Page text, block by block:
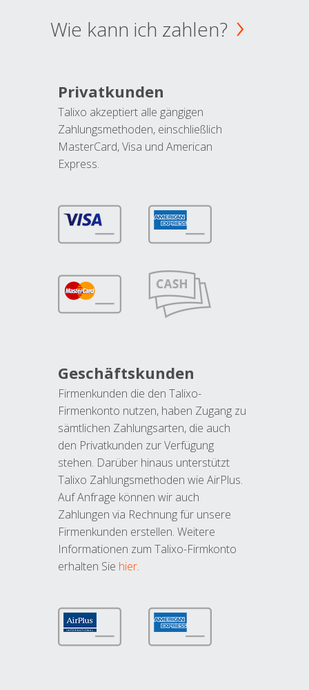
Wie kann ich zahlen?
Privatkunden
Talixo akzeptiert alle gängigen
Zahlungsmethoden, einschließlich
MasterCard, Visa und American
Express.
Geschäftskunden
Firmenkunden die den Talixo-
Firmenkonto nutzen, haben Zugang zu
sämtlichen Zahlungsarten, die auch
den Privatkunden zur Verfügung
stehen. Darüber hinaus unterstützt
Talixo Zahlungsmethoden wie AirPlus.
Auf Anfrage können wir auch
Zahlungen via Rechnung für unsere
Firmenkunden erstellen. Weitere
Informationen zum Talixo-Firmkonto
erhalten Sie hier.